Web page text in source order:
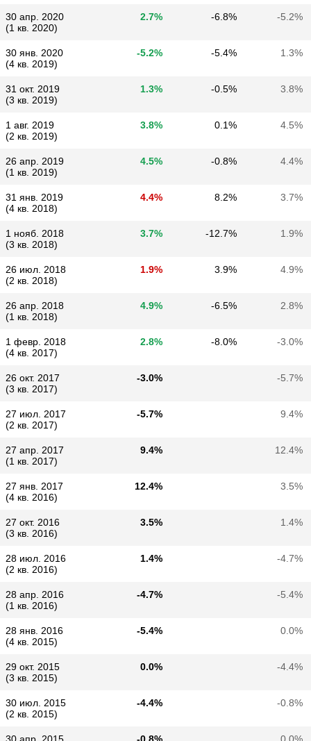
30 апр. 2020
(1 кв. 2020)
2.7% -6.8% -5.2%
30 янв. 2020
(4 кв. 2019)
-5.2% -5.4% 1.3%
31 окт. 2019
(3 кв. 2019)
1.3% -0.5% 3.8%
1 авг. 2019
(2 кв. 2019)
3.8% 0.1% 4.5%
26 апр. 2019
(1 кв. 2019)
4.5% -0.8% 4.4%
31 янв. 2019
(4 кв. 2018)
4.4% 8.2% 3.7%
1 нояб. 2018
(3 кв. 2018)
3.7% -12.7% 1.9%
26 июл. 2018
(2 кв. 2018)
1.9% 3.9% 4.9%
26 апр. 2018
(1 кв. 2018)
4.9% -6.5% 2.8%
1 февр. 2018
(4 кв. 2017)
2.8% -8.0% -3.0%
26 окт. 2017
(3 кв. 2017)
-3.0% -5.7%
27 июл. 2017
(2 кв. 2017)
-5.7% 9.4%
27 апр. 2017
(1 кв. 2017)
9.4% 12.4%
27 янв. 2017
(4 кв. 2016)
12.4% 3.5%
27 окт. 2016
(3 кв. 2016)
3.5% 1.4%
28 июл. 2016
(2 кв. 2016)
1.4% -4.7%
28 апр. 2016
(1 кв. 2016)
-4.7% -5.4%
28 янв. 2016
(4 кв. 2015)
-5.4% 0.0%
29 окт. 2015
(3 кв. 2015)
0.0% -4.4%
30 июл. 2015
(2 кв. 2015)
-4.4% -0.8%